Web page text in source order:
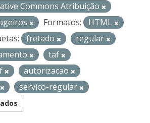
Commons Atribuição
Formatos:
HTML
fretado
regular
taf
autorizacao
servico-regular